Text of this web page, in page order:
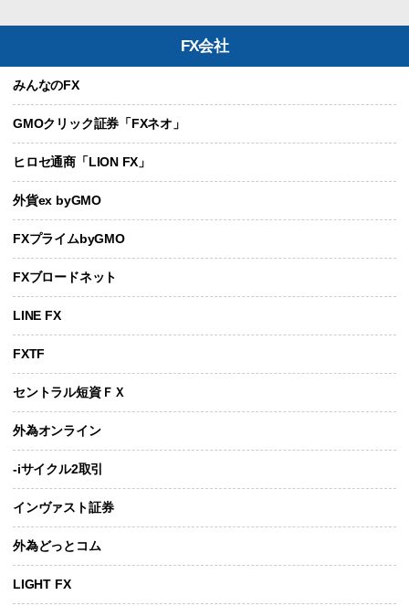
FX会社
みんなのFX
GMOクリック証券「FXネオ」
ヒロセ通商「LION FX」
外貨ex byGMO
FXプライムbyGMO
FXブロードネット
LINE FX
FXTF
セントラル短資ＦＸ
外為オンライン
-iサイクル2取引
インヴァスト証券
外為どっとコム
LIGHT FX